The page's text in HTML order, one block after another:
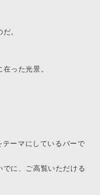
。
った光景。
テーマにしているバーで
に、ご高覧いただける